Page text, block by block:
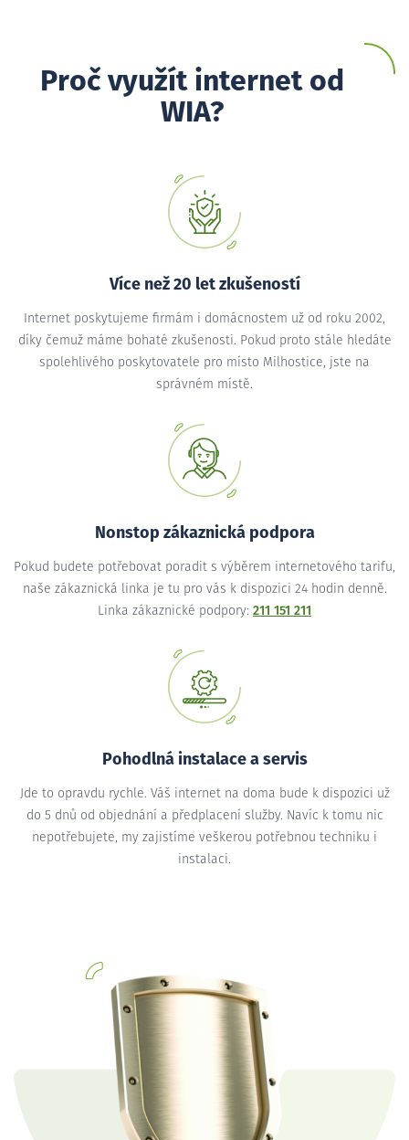
Proč využít internet od
WIA?
Více než 20 let zkušeností
Internet poskytujeme firmám i domácnostem už od roku 2002,
díky čemuž máme bohaté zkušenosti. Pokud proto stále hledáte
spolehlivého poskytovatele pro místo Milhostice, jste na
správném místě.
Nonstop zákaznická podpora
Pokud budete potřebovat poradit s výběrem internetového tarifu,
naše zákaznická linka je tu pro vás k dispozici 24 hodin denně.
Linka zákaznické podpory: 211 151 211
Pohodlná instalace a servis
Jde to opravdu rychle. Váš internet na doma bude k dispozici už
do 5 dnů od objednání a předplacení služby. Navíc k tomu nic
nepotřebujete, my zajistíme veškerou potřebnou techniku i
instalaci.